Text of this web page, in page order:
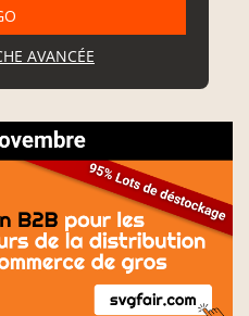
AVANCÉE